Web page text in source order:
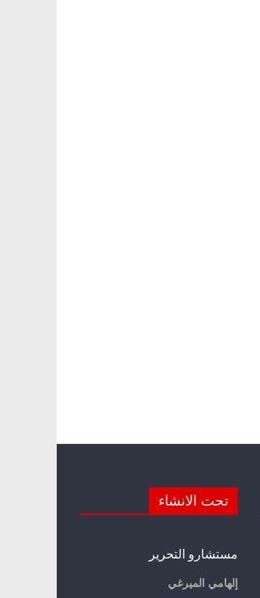
تحت الانشاء
مستشارو التحرير
إلهامي الميرغي